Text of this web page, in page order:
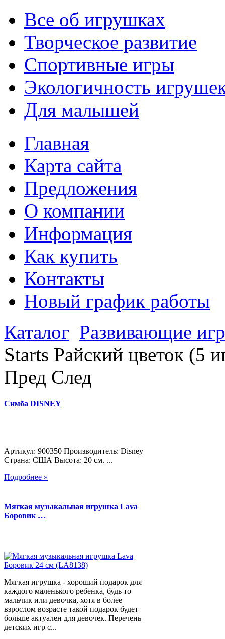
Все об игрушках
Творческое развитие
Спортивные игры
Экологичность
Для малышей
Главная
Карта сайта
Предложения
О компании
Информация
Как купить
Контакты
Новый график работы
Каталог Развивающие
Starts Райский цветок (5
Пред След
Симба DISNEY
Артикул: 900350 Производитель: Disney
Страна: США Высота: 20 см. ...
Подробнее »
Мягкая музыкальная игрушка Lava
Боровик …
Мягкая игрушка - хороший подарок для
каждого маленького ребенка, будь то
мальчик или девочка, хотя в более
взрослом возрасте такой подарок будет
больше актуален для девочек. Перечень
детских игр с...